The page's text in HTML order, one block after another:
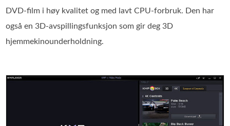
DVD‑film i høy kvalitet og med lavt CPU‑forbruk. Den har
også en 3D‑avspillingsfunksjon som gir deg 3D
hjemmekinounderholdning.